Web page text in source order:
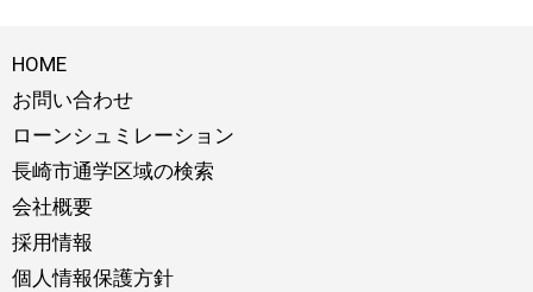
HOME
お問い合わせ
ローンシュミレーション
長崎市通学区域の検索
会社概要
採用情報
個人情報保護方針